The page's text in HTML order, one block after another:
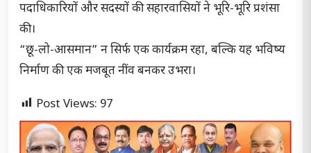
पदाधिकारियों और सदस्यों की सहारवासियों ने भूरि-भूरि प्रशंसा
की।
“छू-लो-आसमान” न सिर्फ एक कार्यक्रम रहा, बल्कि यह भविष्य
निर्माण की एक मजबूत नींव बनकर उभरा।
Post Views: 97